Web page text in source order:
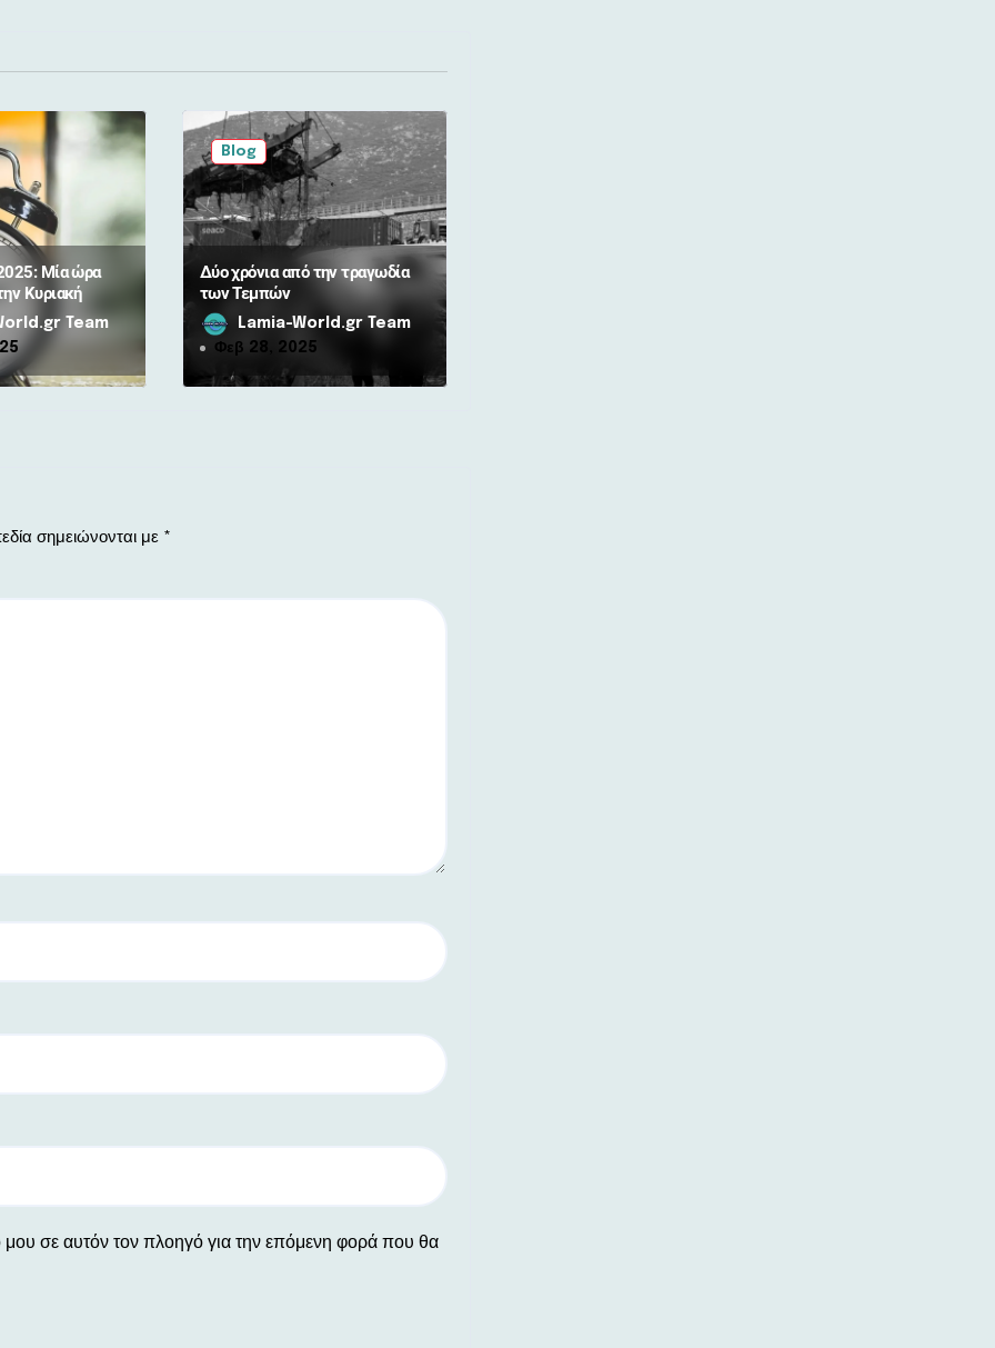
Μία ώρα
Κυριακή
Team
Blog
Δύο χρόνια από την τραγωδία
των Τεμπών
Lamia-World.gr Team
Φεβ 28, 2025
σημειώνονται με *
σε αυτόν τον πλοηγό για την επόμενη φορά που θα